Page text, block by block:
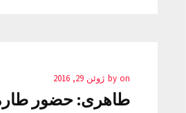
by on ژوئن 29, 2016
طاهری: حضور